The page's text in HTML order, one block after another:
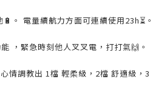
。 電量續航力方面可連續使用23h⏳️。
，緊急時刻他人叉叉電，打打氣🙌。
情調教出 1檔 輕柔級，2檔 舒適級，3